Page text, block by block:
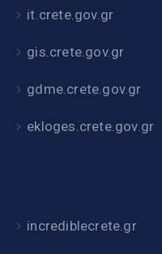
it.crete.gov.gr
gis.crete.gov.gr
gdme.crete.gov.gr
ekloges.crete.gov.gr
incrediblecrete.gr